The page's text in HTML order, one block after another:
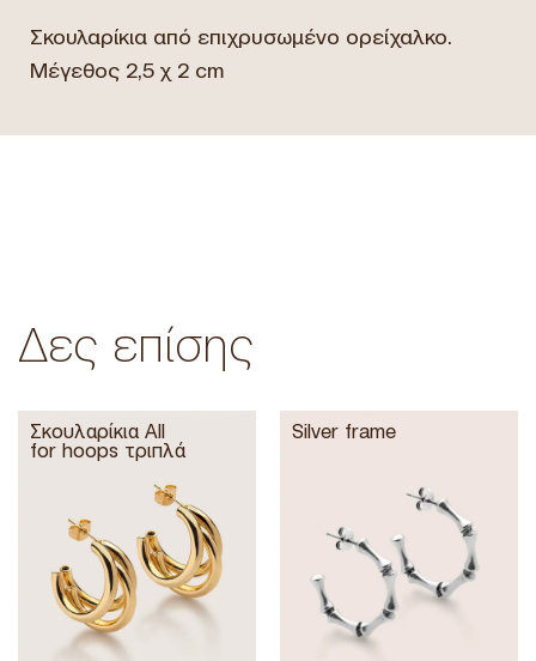
Σκουλαρίκια από επιχρυσωμένο ορείχαλκο.
Μέγεθος 2,5 χ 2 cm
Δες επίσης
Σκουλαρίκια All
for hoops τριπλά
Silver frame